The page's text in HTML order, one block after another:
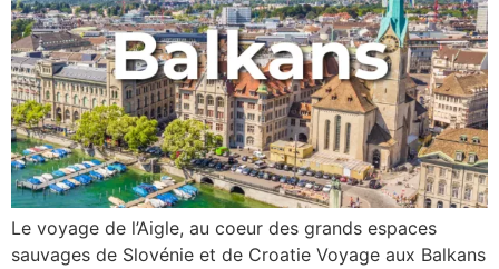
Le voyage de l’Aigle, au coeur des grands espaces
sauvages de Slovénie et de Croatie Voyage aux Balkans